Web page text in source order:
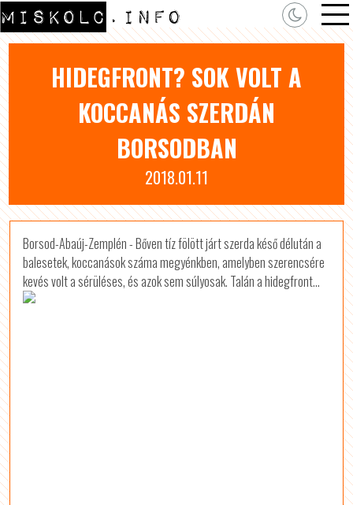
HIDEGFRONT? SOK VOLT A
KOCCANÁS SZERDÁN
BORSODBAN
2018.01.11
Borsod-Abaúj-Zemplén - Bőven tíz fölött járt szerda késő délután a
balesetek, koccanások száma megyénkben, amelyben szerencsére
kevés volt a sérüléses, és azok sem súlyosak. Talán a hidegfront...